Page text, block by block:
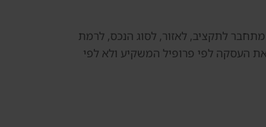
לתקציב, לאזור, לסוג הנכס, לרמת
העסקה לפי פרופיל המשקיע ולא לפי